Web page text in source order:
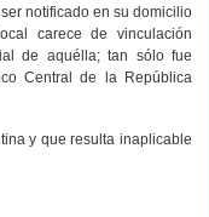
notificado en su domicilio
carece de vinculación
de aquélla; tan sólo fue
Central de
la República
y que resulta inaplicable